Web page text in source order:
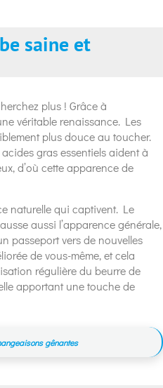
saine et
plus ! Grâce à
véritable renaissance. Les
plus douce au toucher.
gras essentiels aident à
d’où cette apparence de
naturelle qui captivent. Le
aussi l’apparence générale,
passeport vers de nouvelles
de vous-même, et cela
régulière du beurre de
apportant une touche de
gênantes